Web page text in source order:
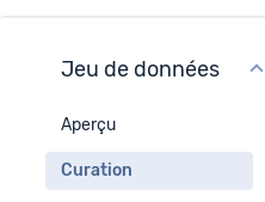
Jeu de données
Aperçu
Curation
Visualisation des données